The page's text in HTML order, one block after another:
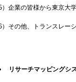
）企業の皆様から東京大
）その他、トランスレー
リサーチマッピングシ